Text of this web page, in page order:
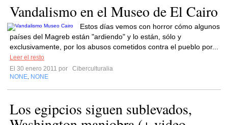
Vandalismo en el Museo de El Cairo
Estos días vemos con horror cómo algunos
países del Magreb están "ardiendo" y lo están, sólo y
exclusivamente, por los abusos cometidos contra el pueblo por...
Leer el resto
El 30 enero 2011 por
Ciberculturalia
NONE NONE
Los egipcios siguen sublevados,